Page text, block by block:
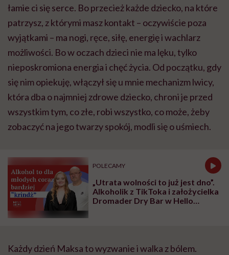
łamie ci się serce. Bo przecież każde dziecko, na które
patrzysz, z którymi masz kontakt – oczywiście poza
wyjątkami – ma nogi, ręce, siłę, energię i wachlarz
możliwości. Bo w oczach dzieci nie ma lęku, tylko
nieposkromiona energia i chęć życia. Od początku, gdy
się nim opiekuję, włączył się u mnie mechanizm lwicy,
która dba o najmniej zdrowe dziecko, chroni je przed
wszystkim tym, co złe, robi wszystko, co może, żeby
zobaczyć na jego twarzy spokój, modli się o uśmiech.
POLECAMY
„Utrata wolności to już jest dno”.
Alkoholik z TikToka i założycielka
Dromader Dry Bar w Hello
Każdy dzień Maksa to wyzwanie i walka z bólem.